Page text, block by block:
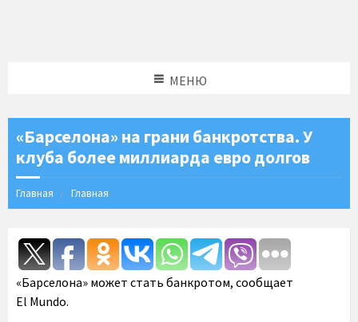
МЕНЮ
«Барселона» на грани банкротства. У
клуба более миллиарда евро долгов
Главная Главная
«Барселона» может стать банкротом, сообщает
El Mundo.